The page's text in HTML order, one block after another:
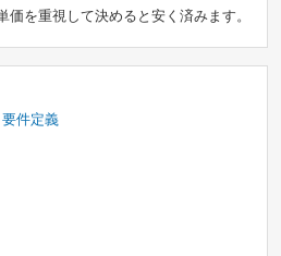
を重視して決めると安く済みます。
件定義